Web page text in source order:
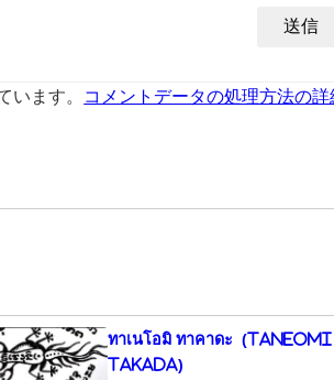
ます。
コメントデータの処理方法の詳
ทาเนโอมิ ทาคาดะ (Taneomi
Takada)